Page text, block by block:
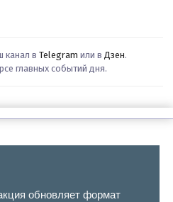
канал в Telegram или в Дзен.
главных событий дня.
обновляет формат